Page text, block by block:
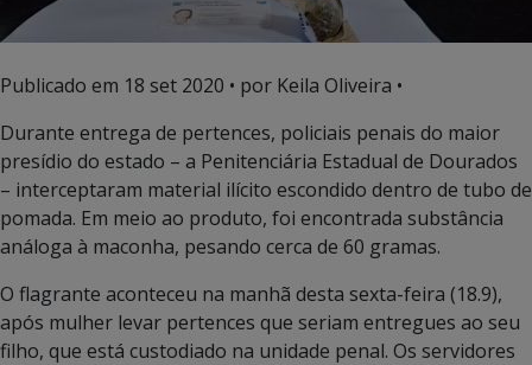
Publicado em 18 set 2020 • por Keila Oliveira •
Durante entrega de pertences, policiais penais do maior
presídio do estado – a Penitenciária Estadual de Dourados
– interceptaram material ilícito escondido dentro de tubo de
pomada. Em meio ao produto, foi encontrada substância
análoga à maconha, pesando cerca de 60 gramas.
O flagrante aconteceu na manhã desta sexta-feira (18.9),
após mulher levar pertences que seriam entregues ao seu
filho, que está custodiado na unidade penal. Os servidores